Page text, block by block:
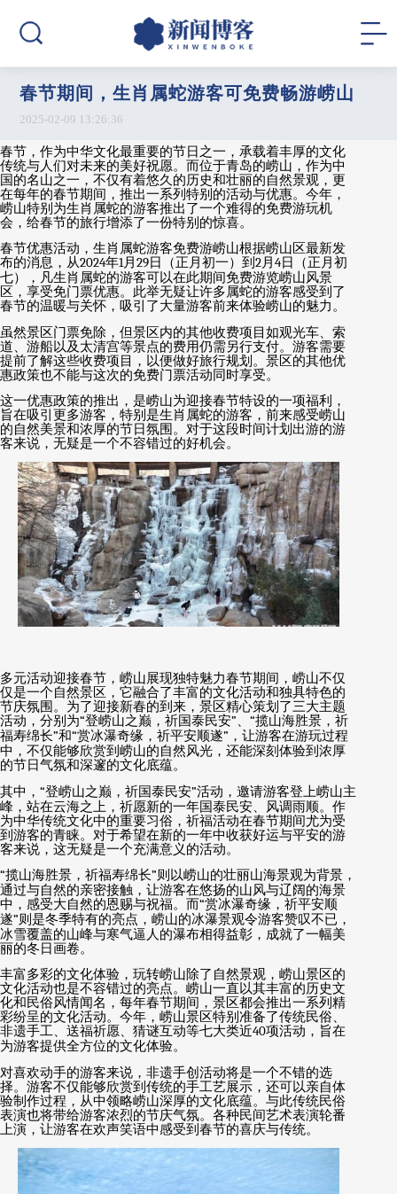
春节期间，生肖属蛇游客可免费畅游崂山
2025-02-09 13:26:36
春节，作为中华文化最重要的节日之一，承载着丰厚的文化
传统与人们对未来的美好祝愿。而位于青岛的崂山，作为中
国的名山之一，不仅有着悠久的历史和壮丽的自然景观，更
在每年的春节期间，推出一系列特别的活动与优惠。今年，
崂山特别为生肖属蛇的游客推出了一个难得的免费游玩机
会，给春节的旅行增添了一份特别的惊喜。
春节优惠活动，生肖属蛇游客免费游崂山根据崂山区最新发
布的消息，从2024年1月 29日（正月初一）到 2月 4日（正月初
七），凡生肖属蛇的游客可以在此期间免费游览崂山风景
区，享受免门票优惠。此举无疑让许多属蛇的游客感受到了
春节的温暖与关怀，吸引了大量游客前来体验崂山的魅力。
虽然景区门票免除，但景区内的其他收费项目如观光车、索
道、游船以及太清宫等景点的费用仍需另行支付。游客需要
提前了解这些收费项目，以便做好旅行规划。景区的其他优
惠政策也不能与这次的免费门票活动同时享受。
这一优惠政策的推出，是崂山为迎接春节特设的一项福利，
旨在吸引更多游客，特别是生肖属蛇的游客，前来感受崂山
的自然美景和浓厚的节日氛围。对于这段时间计划出游的游
客来说，无疑是一个不容错过的好机会。
多元活动迎接春节，崂山展现独特魅力春节期间，崂山不仅
仅是一个自然景区，它融合了丰富的文化活动和独具特色的
节庆氛围。为了迎接新春的到来，景区精心策划了三大主题
活动，分别为“登崂山之巅，祈国泰民安”、 “揽山海胜景，祈
福寿绵长”和“赏冰瀑奇缘，祈平安顺遂” ，让游客在游玩过程
中，不仅能够欣赏到崂山的自然风光，还能深刻体验到浓厚
的节日气氛和深邃的文化底蕴。
其中， “登崂山之巅，祈国泰民安”活动，邀请游客登上崂山主
峰，站在云海之上，祈愿新的一年国泰民安、风调雨顺。作
为中华传统文化中的重要习俗，祈福活动在春节期间尤为受
到游客的青睐。对于希望在新的一年中收获好运与平安的游
客来说，这无疑是一个充满意义的活动。
“揽山海胜景，祈福寿绵长”则以崂山的壮丽山海景观为背景，
通过与自然的亲密接触，让游客在悠扬的山风与辽阔的海景
中，感受大自然的恩赐与祝福。而“赏冰瀑奇缘，祈平安顺
遂”则是冬季特有的亮点，崂山的冰瀑景观令游客赞叹不已，
冰雪覆盖的山峰与寒气逼人的瀑布相得益彰，成就了一幅美
丽的冬日画卷。
丰富多彩的文化体验，玩转崂山除了自然景观，崂山景区的
文化活动也是不容错过的亮点。崂山一直以其丰富的历史文
化和民俗风情闻名，每年春节期间，景区都会推出一系列精
彩纷呈的文化活动。今年，崂山景区特别准备了传统民俗、
非遗手工、送福祈愿、猜谜互动等七大类近40项活动，旨在
为游客提供全方位的文化体验。
对喜欢动手的游客来说，非遗手创活动将是一个不错的选
择。游客不仅能够欣赏到传统的手工艺展示，还可以亲自体
验制作过程，从中领略崂山深厚的文化底蕴。与此传统民俗
表演也将带给游客浓烈的节庆气氛。各种民间艺术表演轮番
上演，让游客在欢声笑语中感受到春节的喜庆与传统。